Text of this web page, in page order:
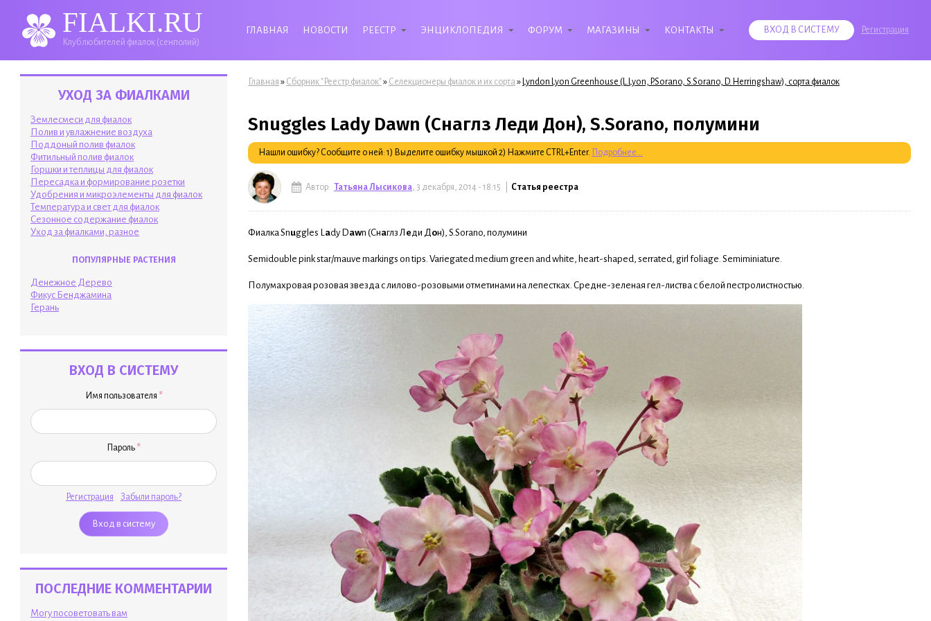
FIALKI.RU
Клуб любителей фиалок (сенполий)
ГЛАВНАЯ НОВОСТИ РЕЕСТР ЭНЦИКЛОПЕДИЯ ФОРУМ МАГАЗИНЫ КОНТАКТЫ ВХОД В СИСТЕМУ Регистрация
УХОД ЗА ФИАЛКАМИ
Землесмеси для фиалок
Полив и увлажнение воздуха
Поддоный полив фиалок
Фитильный полив фиалок
Горшки и теплицы для фиалок
Пересадка и формирование розетки
Удобрения и микроэлементы для фиалок
Температура и свет для фиалок
Сезонное содержание фиалок
Уход за фиалками, разное
ПОПУЛЯРНЫЕ РАСТЕНИЯ
Денежное Дерево
Фикус Бенджамина
Герань
ВХОД В СИСТЕМУ
Имя пользователя *
Пароль *
Регистрация Забыли пароль?
ПОСЛЕДНИЕ КОММЕНТАРИИ
Могу посоветовать вам
Вы здесь
Главная » Сборник "Реестр фиалок"» Селекционеры фиалок и их сорта» Lyndon Lyon Greenhouse (L.Lyon, P.Sorano, S.Sorano, D. Herringshaw), сорта фиалок
Snuggles Lady Dawn (Снаглз Леди Дон), S.Sorano, полумини
Нашли ошибку? Сообщите о ней: 1) Выделите ошибку мышкой 2) Нажмите CTRL+Enter. Подробнее...
Автор: Татьяна Лысикова , 3 декабря, 2014 - 18:15 | Статья реестра
Фиалка Snuggles Lady Dawn (Снаглз Л еди Дон), S.Sorano, полумини
Semidouble pink star/mauve markings on tips. Variegated medium green and white, heart-shaped, serrated, girl foliage. Semiminiature.
Полумахровая розовая звезда с лилово-розовыми отметинами на лепестках. Средне-зеленая гел-листва с белой пестролистностью.